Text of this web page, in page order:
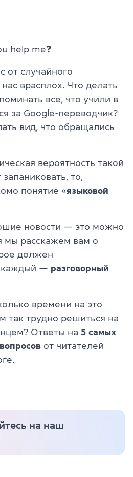
help me❓
от случайного
врасплох. Что делать
все, что учили в
за Google-переводчик?
вид, что обращались
вероятность такой
то,
понятие «языковой
новости — это можно
мы расскажем вам о
должен
каждый — разговорный
времени на это
так трудно решиться на
Ответы на 5 самых
от читателей
на наш